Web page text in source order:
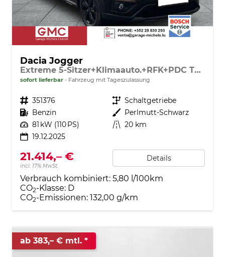
Dacia Jogger
Extreme 5-Sitzer+Klimaauto.+RFK+PDC TCe 110
sofort lieferbar Fahrzeug mit Tageszulassung
Fahrzeugnr. 351376 Getriebe Schaltgetriebe
Kraftstoff Benzin Außenfarbe Perlmutt-Schwarz
Leistung 81 kW (110 PS) Kilometerstand 20 km
19.12.2025
21.414,– €
incl. 17% MwSt.
Details
Verbrauch kombiniert: 5,80 l/100km
CO2-Klasse: D
CO2-Emissionen: 132,00 g/km
ab 383,– € mtl.